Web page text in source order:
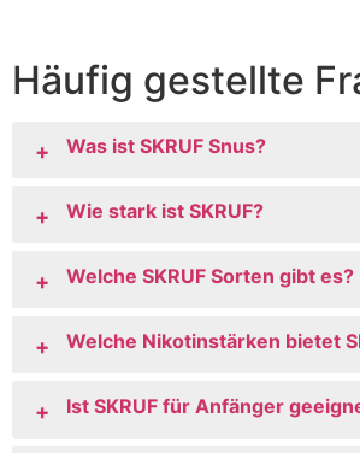
Häufig gestellte
+ Was ist SKRUF Snus?
+ Wie stark ist SKRUF?
+ Welche SKRUF Sorten gibt es?
+ Welche Nikotinstärken bietet
+ Ist SKRUF für Anfänger